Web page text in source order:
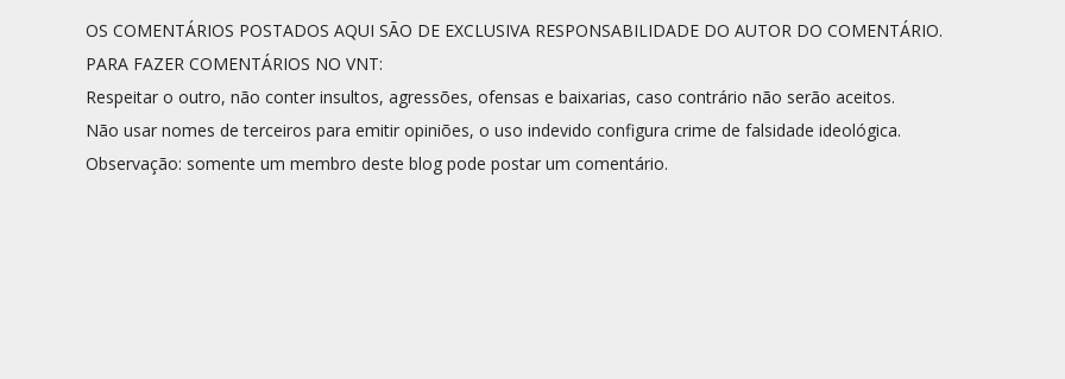
OS COMENTÁRIOS POSTADOS AQUI SÃO DE EXCLUSIVA RESPONSABILIDADE DO AUTOR DO COMENTÁRIO.
PARA FAZER COMENTÁRIOS NO VNT:
Respeitar o outro, não conter insultos, agressões, ofensas e baixarias, caso contrário não serão aceitos.
Não usar nomes de terceiros para emitir opiniões, o uso indevido configura crime de falsidade ideológica.
Observação: somente um membro deste blog pode postar um comentário.